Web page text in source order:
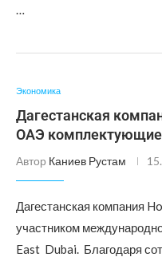
…
Экономика
Дагестанская
ОАЭ комплектующие
Автор Каниев Рустам
Дагестанская компания
участником
East Dubai. Благодаря